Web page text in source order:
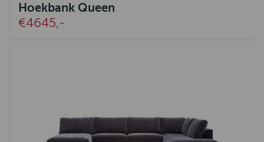
Hoekbank Queen
€4645,-